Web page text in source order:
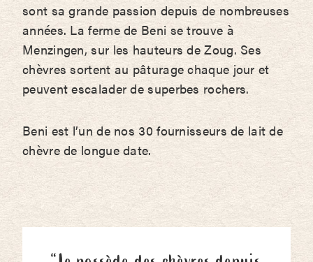
sont sa grande passion depuis de nombreuses
années. La ferme de Beni se trouve à
Menzingen, sur les hauteurs de Zoug. Ses
chèvres sortent au pâturage chaque jour et
peuvent escalader de superbes rochers.
Beni est l’un de nos 30 fournisseurs de lait de
chèvre de longue date.